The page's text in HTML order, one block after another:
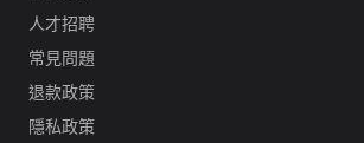
人才招聘
常見問題
退款政策
隱私政策